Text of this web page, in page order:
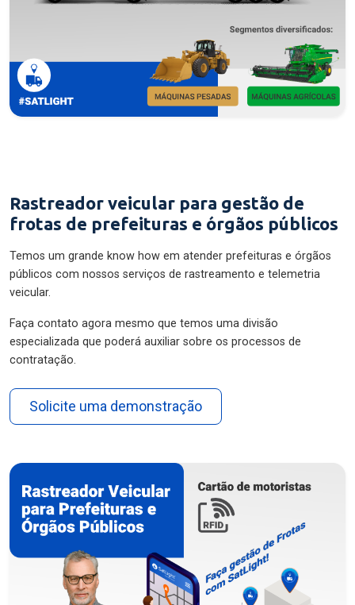
Rastreador veicular para gestão de
frotas de prefeituras e órgãos públicos
Temos um grande know how em atender prefeituras e órgãos
públicos com nossos serviços de rastreamento e telemetria
veicular.
Faça contato agora mesmo que temos uma divisão
especializada que poderá auxiliar sobre os processos de
contratação.
Solicite uma demonstração